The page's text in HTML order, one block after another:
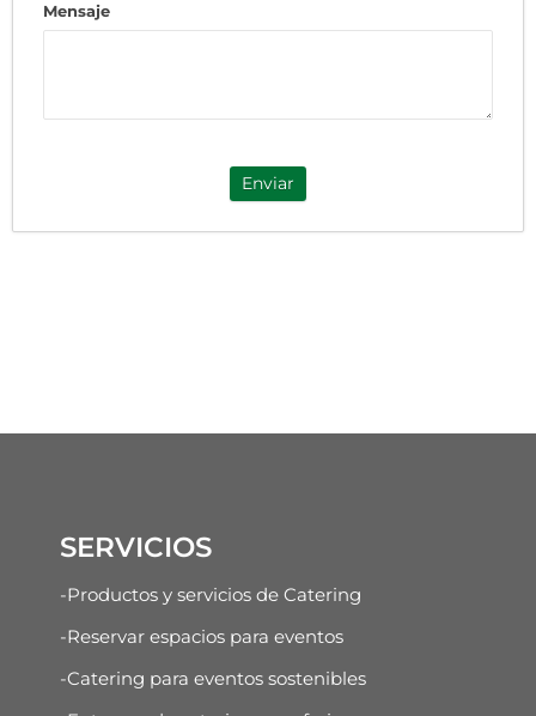
Mensaje
Enviar
SERVICIOS
-Productos y servicios de Catering
-Reservar espacios para eventos
-Catering para eventos sostenibles